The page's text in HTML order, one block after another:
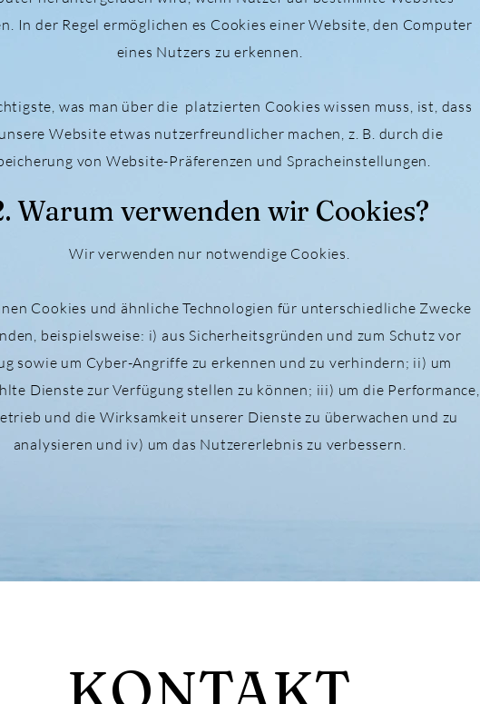
In der Regel ermöglichen es Cookies einer Website, den Computer
eines Nutzers zu erkennen.
was man über die platzierten Cookies wissen muss, ist, dass
Website etwas nutzerfreundlicher machen, z. B. durch die
von Website-Präferenzen und Spracheinstellungen.
Warum verwenden wir Cookies?
Wir verwenden nur notwendige Cookies.
Cookies und ähnliche Technologien für unterschiedliche Zwecke
beispielsweise: i) aus Sicherheitsgründen und zum Schutz vor
sowie um Cyber-Angriffe zu erkennen und zu verhindern; ii) um
Dienste zur Verfügung stellen zu können; iii) um die Performance,
und die Wirksamkeit unserer Dienste zu überwachen und zu
analysieren und iv) um das Nutzererlebnis zu verbessern.
KONTAKT